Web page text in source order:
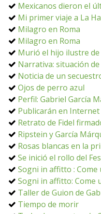
Mexicanos dieron el
Mi primer viaje a La
Milagro en Roma
Milagro en Roma
Murió el hijo ilustre
Narrativa: situación
Noticia de un
Ojos de perro azul
Perfil: Gabriel García
Publicarán en Internet
Retrato de Fidel
Ripstein y García
Rosas blancas en la
Se inició el rollo del
Sogni in affitto :
Sogni in affitto: Come
Taller de Guion de
Tiempo de morir